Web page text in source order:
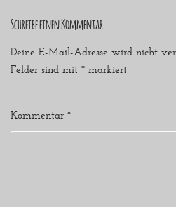
Schreibe einen Kommentar
Deine E-Mail-Adresse wird nicht
Felder sind mit * markiert
Kommentar *